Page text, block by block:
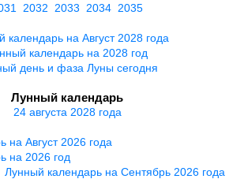
2032 2033 2034 2035
календарь на Август 2028 года
календарь на 2028 год
день и фаза Луны сегодня
Лунный календарь
24 августа 2028 года
на Август 2026 года
на 2026 год
Лунный календарь на Сентябрь 2026 года